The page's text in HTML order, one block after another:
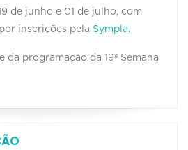
de junho e 01 de julho, com
inscrições pela Sympla.
da programação da 19ª Semana